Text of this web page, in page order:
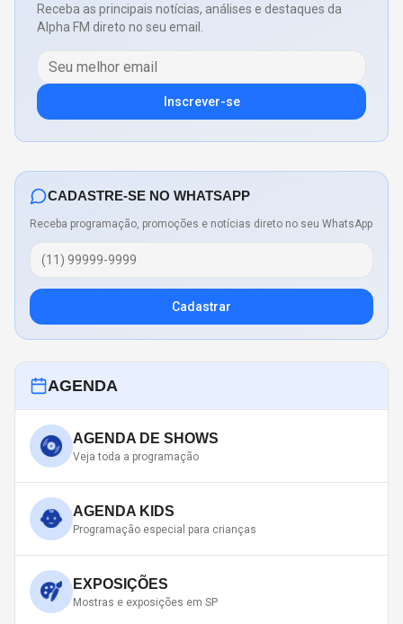
Receba as principais notícias, análises e destaques da
Alpha FM direto no seu email.
Inscrever-se
CADASTRE-SE NO WHATSAPP
Receba programação, promoções e notícias direto no seu WhatsApp
Cadastrar
AGENDA
AGENDA DE SHOWS
Veja toda a programação
AGENDA KIDS
Programação especial para crianças
EXPOSIÇÕES
Mostras e exposições em SP